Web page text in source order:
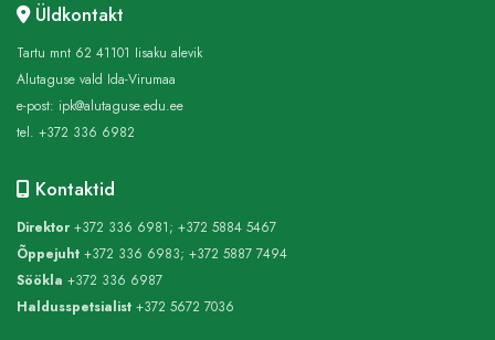
Üldkontakt
Tartu mnt 62 41101 Iisaku alevik
Alutaguse vald Ida-Virumaa
e-post: ipk@alutaguse.edu.ee
tel. +372 336 6982
Kontaktid
Direktor +372 336 6981; +372 5884 5467
Õppejuht +372 336 6983; +372 5887 7494
Söökla +372 336 6987
Haldusspetsialist +372 5672 7036